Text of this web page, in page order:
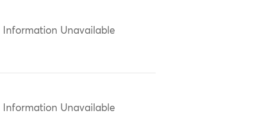
Information Unavailable
Information Unavailable